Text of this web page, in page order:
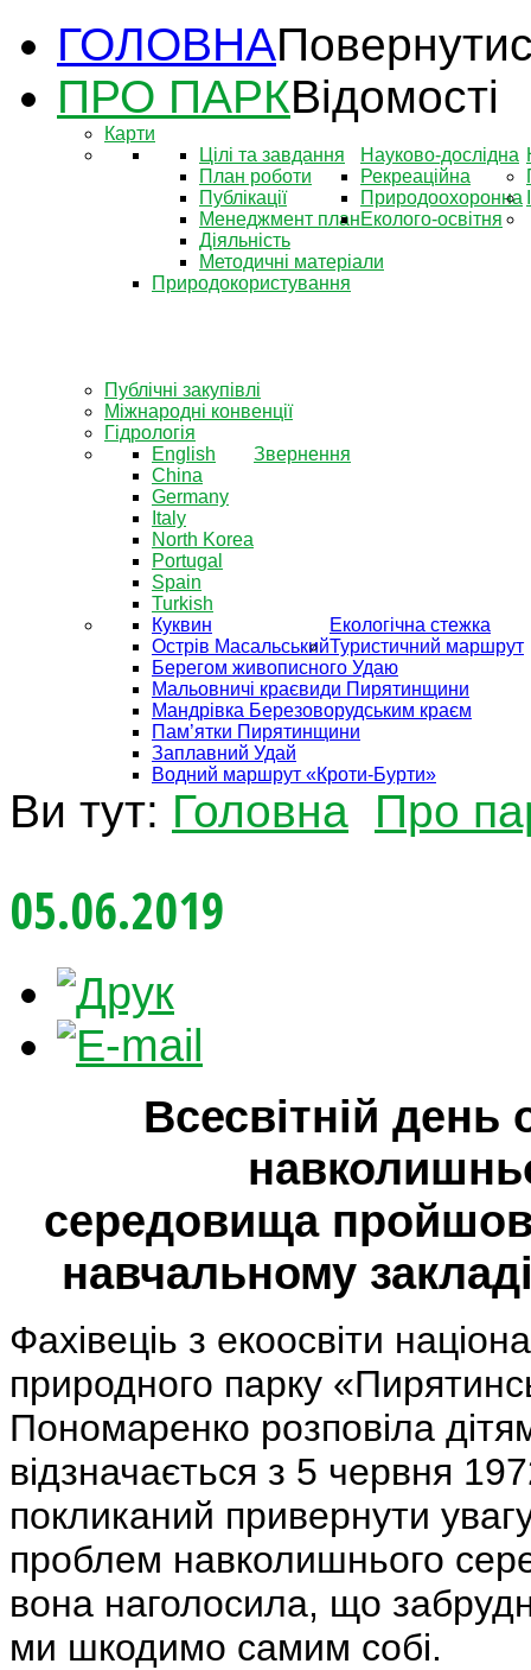
ГОЛОВНА
ПРО ПАРКВідомості
Карти
Науково-дослідна
Цілі та завдання
План роботи
Публікації
Менеджмент план
Рекреаційна
Природоохоронна
Еколого-освітня
Діяльність
Методичні матеріали
Природокористування
Публічні закупівлі
Міжнародні конвенції
Гідрологія
Звернення
English
China
Germany
Italy
North Korea
Portugal
Spain
Turkish
Екологічна стежка
Куквин
Острів МасальськийТуристичний маршрут
Берегом живописного Удаю
Мальовничі краєвиди Пирятинщини
Мандрівка Березоворудським краєм
Пам’ятки Пирятинщини
Заплавний Удай
Водний маршрут «Кроти-Бурти»
Ви тут: Головна Про
05.06.2019
Всесвітній день
середовища
навчальному
Фахівеціь з екоосвіти
природного парку
Пономаренко розповіла
відзначається з 5 червня
покликаний привернути
проблем навколишнього
вона наголосила, що
ми шкодимо самим собі.